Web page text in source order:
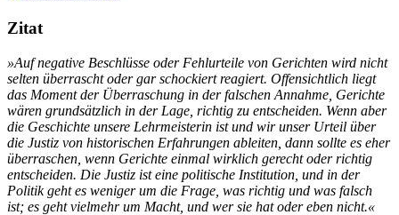
Zitat
»Auf negative Beschlüsse oder Fehlurteile von Gerichten wird nicht
selten überrascht oder gar schockiert reagiert. Offensichtlich liegt
das Moment der Überraschung in der falschen Annahme, Gerichte
wären grundsätzlich in der Lage, richtig zu entscheiden. Wenn aber
die Geschichte unsere Lehrmeisterin ist und wir unser Urteil über
die Justiz von historischen Erfahrungen ableiten, dann sollte es eher
überraschen, wenn Gerichte einmal wirklich gerecht oder richtig
entscheiden. Die Justiz ist eine politische Institution, und in der
Politik geht es weniger um die Frage, was richtig und was falsch
ist; es geht vielmehr um Macht, und wer sie hat oder eben nicht.«